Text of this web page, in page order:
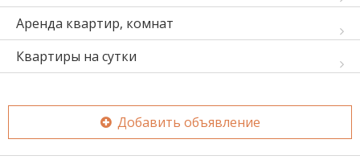
Аренда квартир, комнат
Квартиры на сутки
Добавить объявление